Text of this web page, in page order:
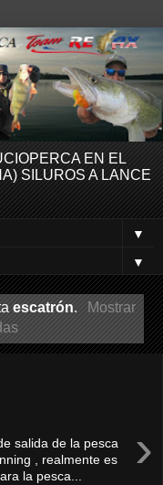
EN EL
SILUROS A LANCE
▼
▼
escatrón. Mostrar
›
salida de la pesca
, realmente es
la pesca...